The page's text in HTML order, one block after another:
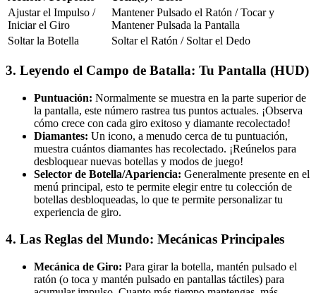
Ajustar el Impulso /
Iniciar el Giro
Mantener Pulsado el Ratón / Tocar y
Mantener Pulsada la Pantalla
Soltar la Botella
Soltar el Ratón / Soltar el Dedo
3. Leyendo el Campo de Batalla: Tu Pantalla (HUD)
Puntuación: Normalmente se muestra en la parte superior de
la pantalla, este número rastrea tus puntos actuales. ¡Observa
cómo crece con cada giro exitoso y diamante recolectado!
Diamantes: Un icono, a menudo cerca de tu puntuación,
muestra cuántos diamantes has recolectado. ¡Reúnelos para
desbloquear nuevas botellas y modos de juego!
Selector de Botella/Apariencia: Generalmente presente en el
menú principal, esto te permite elegir entre tu colección de
botellas desbloqueadas, lo que te permite personalizar tu
experiencia de giro.
4. Las Reglas del Mundo: Mecánicas Principales
Mecánica de Giro: Para girar la botella, mantén pulsado el
ratón (o toca y mantén pulsado en pantallas táctiles) para